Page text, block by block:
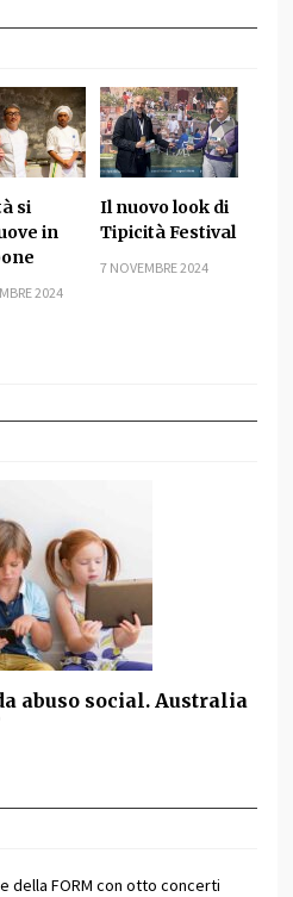
si
in
2024
Il nuovo look di
Tipicità Festival
7 NOVEMBRE 2024
abuso social. Australia
della FORM con otto concerti